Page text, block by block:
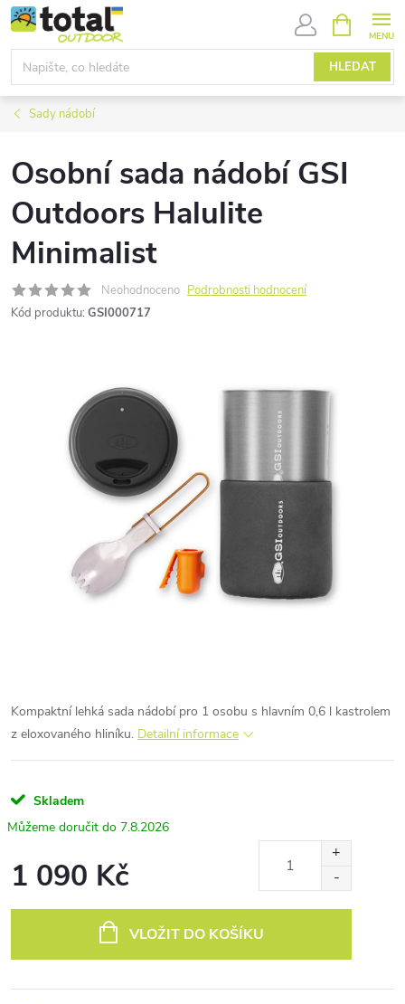
Přejít
na
obsah
HLEDAT
NÁKUPNÍ
KOŠÍK
Sady nádobí
Osobní sada nádobí GSI
Outdoors Halulite
Minimalist
Neohodnoceno Podrobnosti hodnocení
Kód produktu: GSI000717
Kompaktní lehká sada nádobí pro 1 osobu s hlavním 0,6 l kastrolem
z eloxovaného hliníku. Detailní informace
Skladem
7.8.2026
1 090 Kč
VLOŽIT DO KOŠÍKU